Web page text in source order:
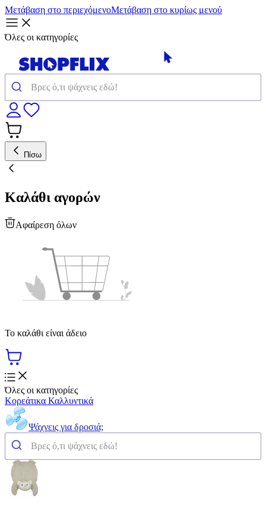
Μετάβαση στο περιεχόμενοΜετάβαση στο κυρίως μενού
Όλες οι κατηγορίες
Πίσω
Καλάθι αγορών
Αφαίρεση όλων
Το καλάθι είναι άδειο
Όλες οι κατηγορίες
Κορεάτικα Καλλυντικά
Ψάχνεις για δροσιά;